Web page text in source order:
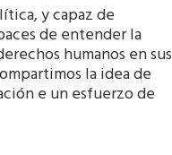
y capaz de
de entender la
humanos en sus
la idea de
e un esfuerzo de